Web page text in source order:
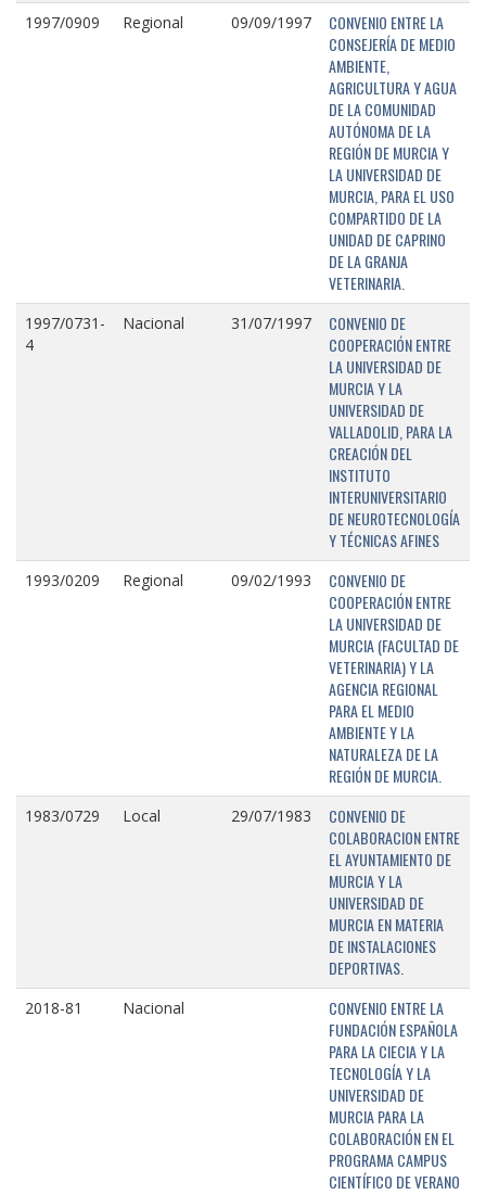
1997/0909 Regional 09/09/1997
CONVENIO ENTRE LA
CONSEJERÍA DE MEDIO
AMBIENTE,
AGRICULTURA Y AGUA
DE LA COMUNIDAD
AUTÓNOMA DE LA
REGIÓN DE MURCIA Y
LA UNIVERSIDAD DE
MURCIA, PARA EL USO
COMPARTIDO DE LA
UNIDAD DE CAPRINO
DE LA GRANJA
VETERINARIA.
1997/0731-
4
Nacional 31/07/1997
CONVENIO DE
COOPERACIÓN ENTRE
LA UNIVERSIDAD DE
MURCIA Y LA
UNIVERSIDAD DE
VALLADOLID, PARA LA
CREACIÓN DEL
INSTITUTO
INTERUNIVERSITARIO
DE NEUROTECNOLOGÍA
Y TÉCNICAS AFINES
1993/0209 Regional 09/02/1993
CONVENIO DE
COOPERACIÓN ENTRE
LA UNIVERSIDAD DE
MURCIA (FACULTAD DE
VETERINARIA) Y LA
AGENCIA REGIONAL
PARA EL MEDIO
AMBIENTE Y LA
NATURALEZA DE LA
REGIÓN DE MURCIA.
1983/0729 Local 29/07/1983
CONVENIO DE
COLABORACION ENTRE
EL AYUNTAMIENTO DE
MURCIA Y LA
UNIVERSIDAD DE
MURCIA EN MATERIA
DE INSTALACIONES
DEPORTIVAS.
2018-81 Nacional
CONVENIO ENTRE LA
FUNDACIÓN ESPAÑOLA
PARA LA CIECIA Y LA
TECNOLOGÍA Y LA
UNIVERSIDAD DE
MURCIA PARA LA
COLABORACIÓN EN EL
PROGRAMA CAMPUS
CIENTÍFICO DE VERANO